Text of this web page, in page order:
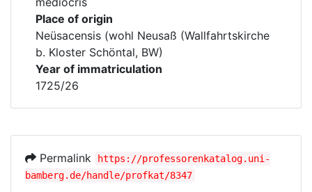
Place of origin
Neüsacensis (wohl Neusaß (Wallfahrtskirche
b. Kloster Schöntal, BW)
Year of immatriculation
1725/26
Permalink
https://professorenkatalog.uni-
bamberg.de/handle/profkat/8347